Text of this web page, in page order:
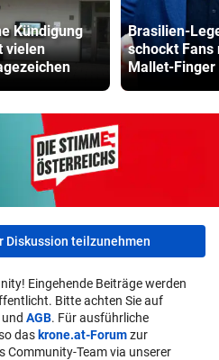
Kündigung
vielen
Brasilien-
schockt Fans
Mallet-Finger
Diskussion teilzunehmen
Eingehende Beiträge werden
Bitte achten Sie auf
und AGB. Für ausführliche
das krone.at-Forumzur
Community-Team via unserer